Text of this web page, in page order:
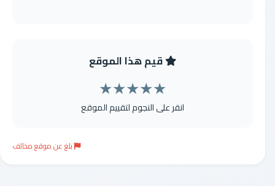
قيم هذا الموقع
★
★
★
★
★
انقر على النجوم لتقييم الموقع
بلغ عن موقع مخالف